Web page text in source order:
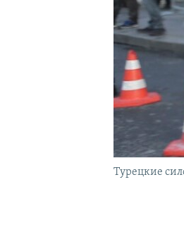
Турецкие